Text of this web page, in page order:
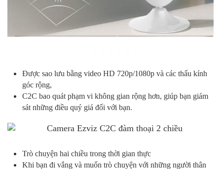
Được sao lưu bằng video HD 720p/1080p và các thấu kính
góc rộng,
C2C bao quát phạm vi không gian rộng hơn, giúp bạn giám
sát những điều quý giá đối với bạn.
Trò chuyện hai chiều trong thời gian thực
Khi bạn đi vắng và muốn trò chuyện với những người thân